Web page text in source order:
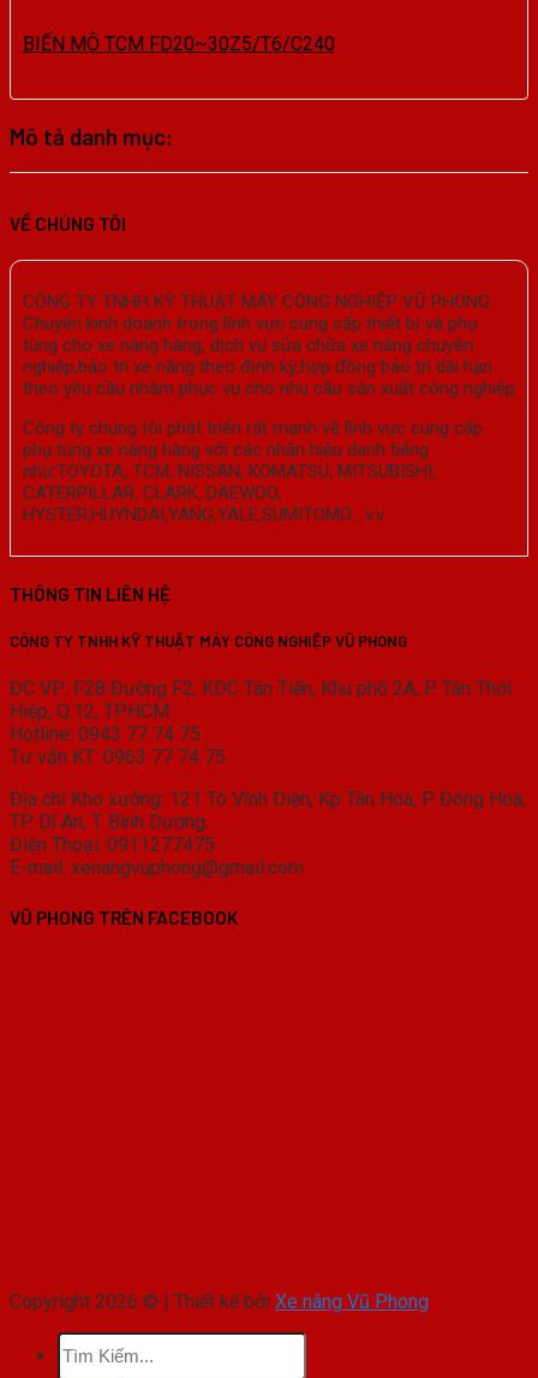
BIẾN MÔ TCM FD20~30Z5/T6/C240
Mô tả danh mục:
VỀ CHÚNG TÔI
CÔNG TY TNHH KỸ THUẬT MÁY CÔNG NGHIỆP VŨ PHONG
Chuyên kinh doanh trong lĩnh vực cung cấp thiết bị và phụ
tùng cho xe nâng hàng, dịch vụ sửa chữa xe nâng chuyên
nghiệp,bảo trì xe nâng theo định kỳ,hợp đồng bảo trì dài hạn
theo yêu cầu nhằm phục vụ cho nhu cầu sản xuất công nghiệp
Công ty chúng tôi phát triển rất mạnh về lĩnh vực cung cấp
phụ tùng xe nâng hàng với các nhãn hiệu danh tiếng
như:TOYOTA, TCM, NISSAN, KOMATSU, MITSUBISHI,
CATERPILLAR, CLARK, DAEWOO,
HYSTER,HUYNDAI,YANG,YALE,SUMITOMO….v.v
THÔNG TIN LIÊN HỆ
CÔNG TY TNHH KỸ THUẬT MÁY CÔNG NGHIỆP VŨ PHONG
ĐC VP: F28 Đường F2, KDC Tân Tiến, Khu phố 2A, P. Tân Thới
Hiệp, Q.12, TP.HCM
Hotline: 0943 77 74 75
Tư vấn KT: 0963 77 74 75
Địa chỉ Kho xưởng: 121 Tô Vĩnh Diện, Kp Tân Hoà, P. Đông Hoà,
TP. Dĩ An, T. Bình Dương.
Điện Thoại: 0911277475
E-mail: xenangvuphong@gmail.com
VŨ PHONG TRÊN FACEBOOK
Copyright 2026 © | Thiết kế bởi Xe nâng Vũ Phong
Tìm
kiếm: